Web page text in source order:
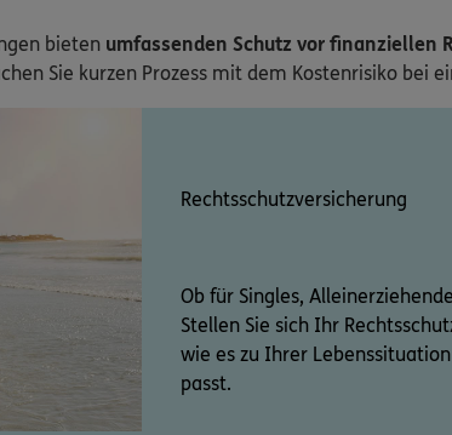
bieten umfassenden Schutz vor finanziellen
Sie kurzen Prozess mit dem Kostenrisiko bei
Rechtsschutzversicherung
Ob für Singles,
Stellen Sie sich Ihr
wie es zu Ihrer
passt.